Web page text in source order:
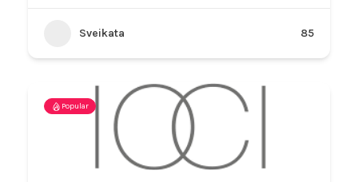
Sveikata 85
Popular